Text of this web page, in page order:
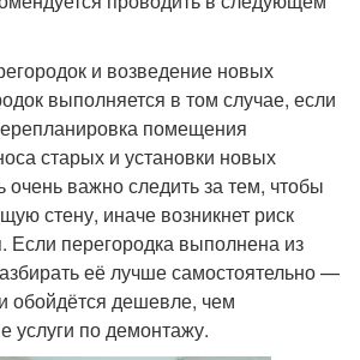
и возведение новых
выполняется в том случае, если
помещения
старых и установки новых
очень важно следить за тем, чтобы
стену, иначе возникнет риск
Если перегородка выполнена из
её лучше самостоятельно —
обойдётся дешевле, чем
услуги по демонтажу.